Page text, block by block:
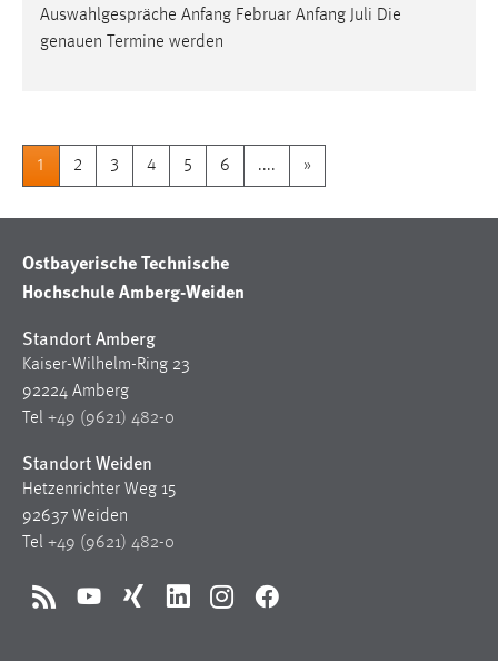
Auswahlgespräche Anfang Februar Anfang Juli Die
genauen Termine werden
1 2 3 4 5 6 .... »
Ostbayerische Technische
Hochschule Amberg-Weiden
Standort Amberg
Kaiser-Wilhelm-Ring 23
92224 Amberg
Tel +49 (9621) 482-0
Standort Weiden
Hetzenrichter Weg 15
92637 Weiden
Tel +49 (9621) 482-0
RSS YouTubeXing LinkedInInstagramFacebook